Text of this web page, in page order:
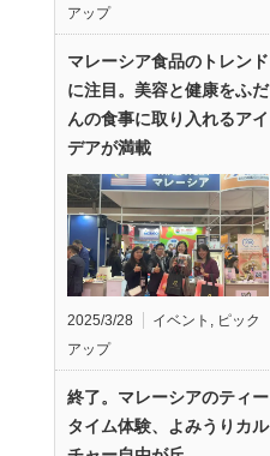
アップ
マレーシア食品のトレンド
に注目。美容と健康をふだ
んの食事に取り入れるアイ
デアが満載
2025/3/28 イベント
ピック
アップ
終了。マレーシアのティー
タイム体験、よみうりカル